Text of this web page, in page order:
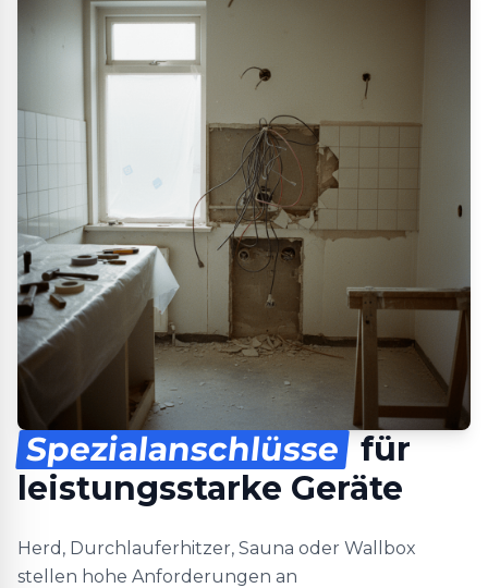
Spezialanschlüsse für
leistungsstarke Geräte
Herd, Durchlauferhitzer, Sauna oder Wallbox
stellen hohe Anforderungen an